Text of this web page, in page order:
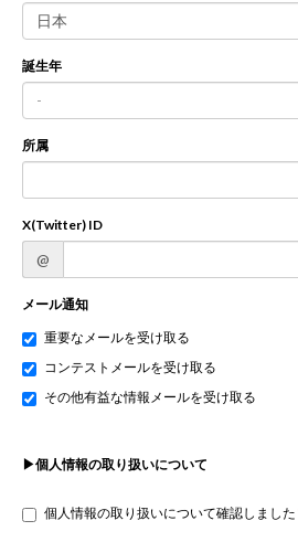
日本
誕生年
-
所属
X(Twitter) ID
@
メール通知
重要なメールを受け取る
コンテストメールを受け取る
その他有益な情報メールを受け取る
▶個人情報の取り扱いについて
個人情報の取り扱いについて確認しました